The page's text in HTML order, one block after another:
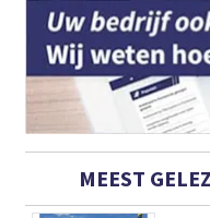
MEEST